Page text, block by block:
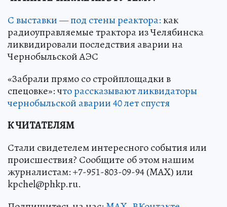
С выставки — под стены реактора:как
радиоуправляемые трактора из Челябинска
ликвидировали последствия аварии на
Чернобыльской АЭС
«Забрали прямо со стройплощадки в
спецовке»: что рассказывают ликвидаторы
чернобыльской аварии 40 лет спустя
К ЧИТАТЕЛЯМ
Стали свидетелем интересного события или
происшествия? Сообщите об этом нашим
журналистам: +7-951-803-09-94 (MAX) или
kpchel@phkp.ru.